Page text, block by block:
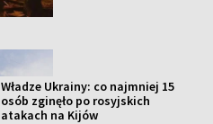
Władze Ukrainy: co najmniej 15
osób zginęło po rosyjskich
atakach na Kijów